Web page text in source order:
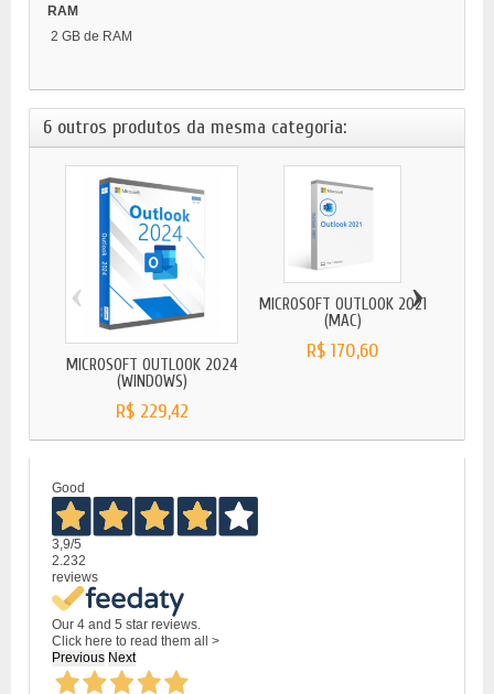
RAM
2 GB de RAM
6 outros produtos da mesma categoria:
MICROSOFT OUTLOOK 2024
(WINDOWS)
R$ 229,42
MICROSOFT OUTLOOK 2021
(MAC)
R$ 170,60
‹ ›
Good
3,9/5
2.232
reviews
Our 4 and 5 star reviews.
Click here to read them all >
Previous Next